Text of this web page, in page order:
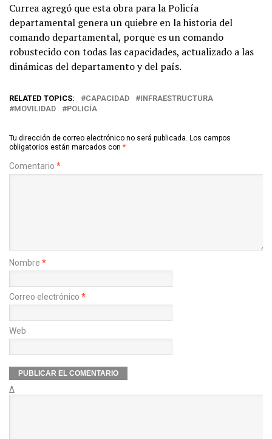
Currea agregó que esta obra para la Policía
departamental genera un quiebre en la historia del
comando departamental, porque es un comando
robustecido con todas las capacidades, actualizado a las
dinámicas del departamento y del país.
RELATED TOPICS: CAPACIDAD
INFRAESTRUCTURA
MOVILIDAD
POLICÍA
Tu dirección de correo electrónico no será publicada. Los campos
obligatorios están marcados con *
Comentario *
Nombre *
Correo electrónico *
Web
Δ